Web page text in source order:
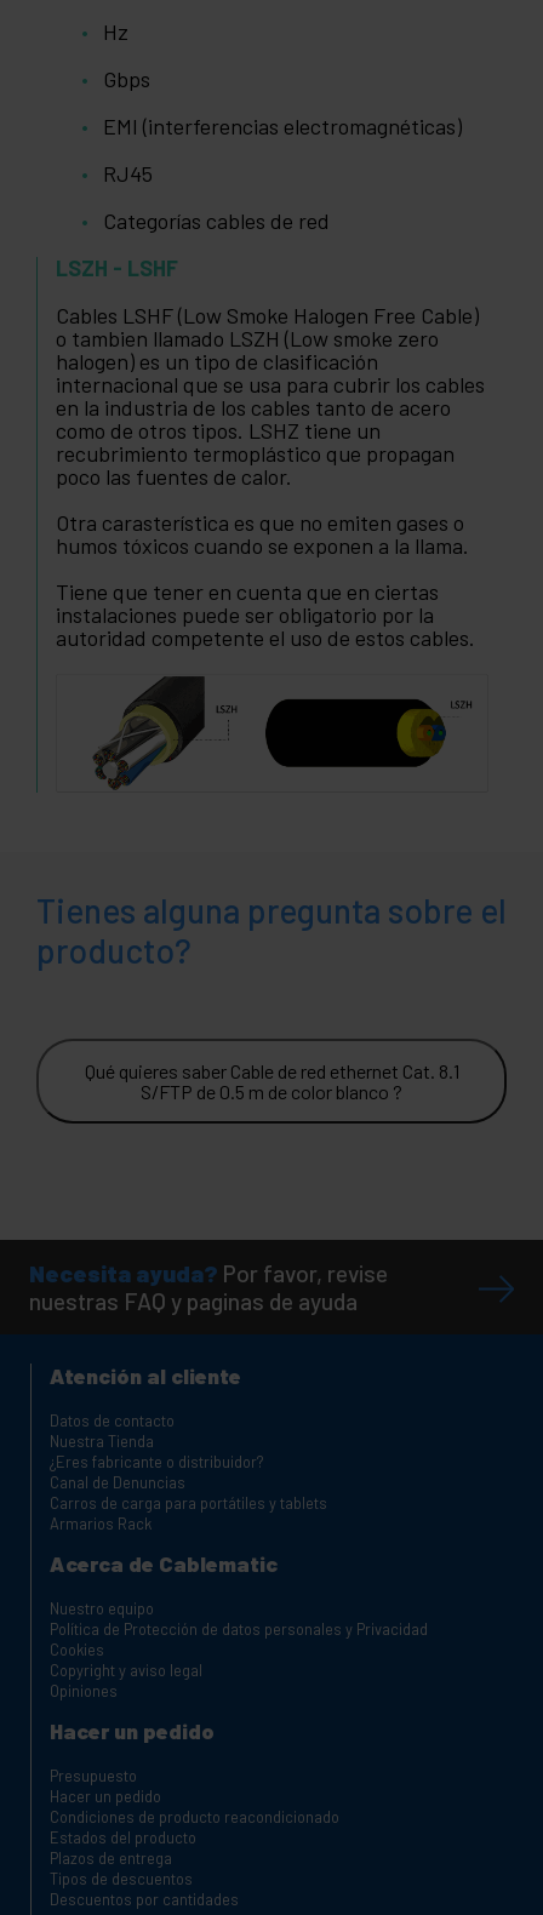
Hz
Gbps
EMI (interferencias electromagnéticas)
RJ45
Categorías cables de red
LSZH - LSHF
Cables LSHF (Low Smoke Halogen Free Cable)
o tambien llamado LSZH (Low smoke zero
halogen) es un tipo de clasificación
internacional que se usa para cubrir los cables
en la industria de los cables tanto de acero
como de otros tipos. LSHZ tiene un
recubrimiento termoplástico que propagan
poco las fuentes de calor.
Otra carasterística es que no emiten gases o
humos tóxicos cuando se exponen a la llama.
Tiene que tener en cuenta que en ciertas
instalaciones puede ser obligatorio por la
autoridad competente el uso de estos cables.
Tienes alguna pregunta sobre el
producto?
Qué quieres saber Cable de red ethernet Cat. 8.1
S/FTP de 0.5 m de color blanco ?
Necesita ayuda? Por favor, revise
nuestras FAQ y paginas de ayuda
Atención al cliente
Datos de contacto
Nuestra Tienda
¿Eres fabricante o distribuidor?
Canal de Denuncias
Carros de carga para portátiles y tablets
Armarios Rack
Acerca de Cablematic
Nuestro equipo
Política de Protección de datos personales y Privacidad
Cookies
Copyright y aviso legal
Opiniones
Hacer un pedido
Presupuesto
Hacer un pedido
Condiciones de producto reacondicionado
Estados del producto
Plazos de entrega
Tipos de descuentos
Descuentos por cantidades